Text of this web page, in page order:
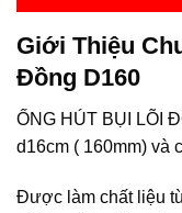
Giới Thiệu
Đồng D160
ỐNG HÚT BỤI LÕI
d16cm ( 160mm) và
Được làm chất liệu